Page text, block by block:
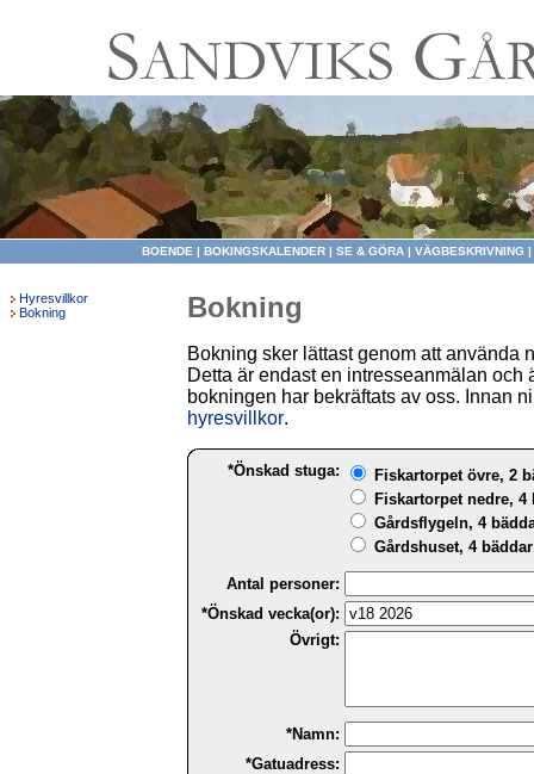
BOENDE | BOKINGSKALENDER | SE & GÖRA | VÄGBESKRIVNING |
Hyresvillkor
Bokning
Bokning
Bokning sker lättast genom att använda
Detta är endast en intresseanmälan och
bokningen har bekräftats av oss. Innan
hyresvillkor.
*Önskad stuga:
Fiskartorpet övre, 2
Fiskartorpet nedre, 4
Gårdsflygeln, 4
Gårdshuset, 4
Antal personer:
*Önskad vecka(or):
Övrigt:
*Namn:
*Gatuadress: